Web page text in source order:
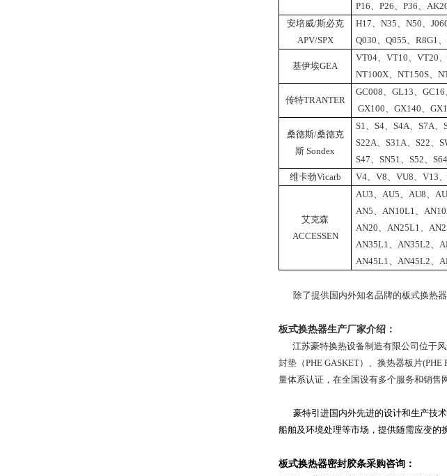
P16、P26、P36、
安培威/斯必克
APV/SPX
H17、 N35、 N50、
Q030、Q055、R8G1
基伊埃GEA
VT04、 VT10、 VT20、
NT100X、NT150S、
传特TRANTER
GC008、GL13、
GX100、GX140、
桑德斯/桑德克
斯 Sondex
S1、S4、S4A、S7A、
S22A、S31A、S22、
S47、SN51、S52、
维卡勃Vicarb
V4、V8、VU8、V13
艾克森
ACCESSEN
AU3、 AU5、 AU8、
AN5、 AN10L1、
AN20、 AN25L1、
AN35L1、 AN35L2、
AN45L1、 AN45L2、
除了提供国内外知名品牌的板式换热器
板式换热器生产厂家介绍：
江苏豪特换热设备制造有限公司位于
封垫（PHE GASKET）、换热器板片
量体系认证，在全国设有多个服务和销售
豪特引进国内外先进的设计和生产技术
船舶及环境处理等市场，提供随需应变的
板式换热器密封胶条采购咨询：